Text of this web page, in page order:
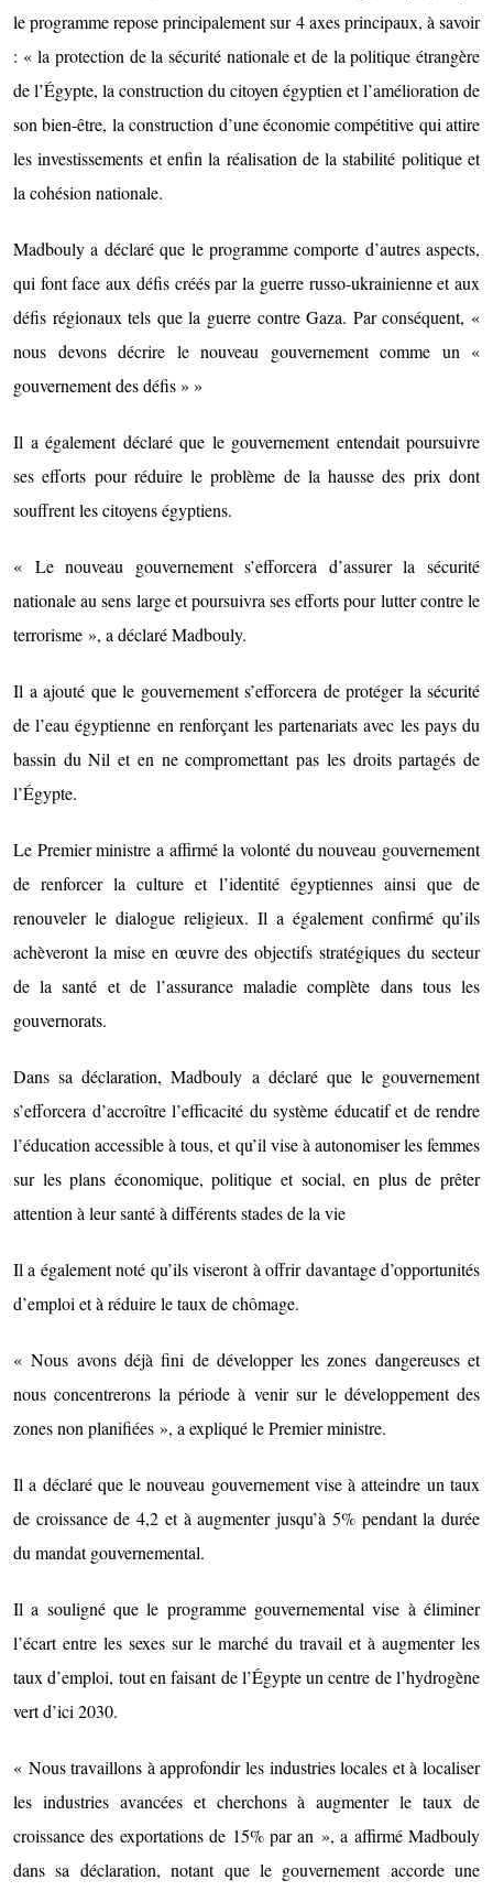
le programme repose principalement sur 4 axes principaux, à savoir
: « la protection de la sécurité nationale et de la politique étrangère
de l’Égypte, la construction du citoyen égyptien et l’amélioration de
son bien-être, la construction d’une économie compétitive qui attire
les investissements et enfin la réalisation de la stabilité politique et
la cohésion nationale.
Madbouly a déclaré que le programme comporte d’autres aspects,
qui font face aux défis créés par la guerre russo-ukrainienne et aux
défis régionaux tels que la guerre contre Gaza. Par conséquent, «
nous devons décrire le nouveau gouvernement comme un «
gouvernement des défis » »
Il a également déclaré que le gouvernement entendait poursuivre
ses efforts pour réduire le problème de la hausse des prix dont
souffrent les citoyens égyptiens.
« Le nouveau gouvernement s’efforcera d’assurer la sécurité
nationale au sens large et poursuivra ses efforts pour lutter contre le
terrorisme », a déclaré Madbouly.
Il a ajouté que le gouvernement s’efforcera de protéger la sécurité
de l’eau égyptienne en renforçant les partenariats avec les pays du
bassin du Nil et en ne compromettant pas les droits partagés de
l’Égypte.
Le Premier ministre a affirmé la volonté du nouveau gouvernement
de renforcer la culture et l’identité égyptiennes ainsi que de
renouveler le dialogue religieux. Il a également confirmé qu’ils
achèveront la mise en œuvre des objectifs stratégiques du secteur
de la santé et de l’assurance maladie complète dans tous les
gouvernorats.
Dans sa déclaration, Madbouly a déclaré que le gouvernement
s’efforcera d’accroître l’efficacité du système éducatif et de rendre
l’éducation accessible à tous, et qu’il vise à autonomiser les femmes
sur les plans économique, politique et social, en plus de prêter
attention à leur santé à différents stades de la vie
Il a également noté qu’ils viseront à offrir davantage d’opportunités
d’emploi et à réduire le taux de chômage.
« Nous avons déjà fini de développer les zones dangereuses et
nous concentrerons la période à venir sur le développement des
zones non planifiées », a expliqué le Premier ministre.
Il a déclaré que le nouveau gouvernement vise à atteindre un taux
de croissance de 4,2 et à augmenter jusqu’à 5% pendant la durée
du mandat gouvernemental.
Il a souligné que le programme gouvernemental vise à éliminer
l’écart entre les sexes sur le marché du travail et à augmenter les
taux d’emploi, tout en faisant de l’Égypte un centre de l’hydrogène
vert d’ici 2030.
« Nous travaillons à approfondir les industries locales et à localiser
les industries avancées et cherchons à augmenter le taux de
croissance des exportations de 15% par an », a affirmé Madbouly
dans sa déclaration, notant que le gouvernement accorde une